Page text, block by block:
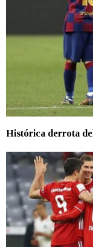
Histórica derrota